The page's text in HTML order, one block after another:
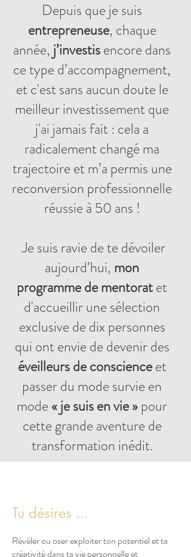
Depuis que je suis
entrepreneuse, chaque
année, j’investisencore dans
ce type d’accompagnement,
et c'est sans aucun doute le
meilleur investissement que
j'ai jamais fait : cela a
radicalement changé ma
trajectoire et m’a permis une
reconversion professionnelle
réussie à 50 ans !
Je suis ravie de te dévoiler
aujourd’hui, mon
programme de mentoratet
d'accueillir une sélection
exclusive de dix personnes
qui ont envie de devenir des
éveilleurs de conscienceet
passer du mode survie en
mode« je suis en vie »pour
cette grande aventure de
transformation inédit.
Tu désires ...
Révéler ou oser exploiter ton potentiel et ta
créativité dans ta vie personnelle et